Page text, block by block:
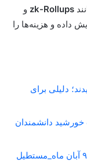
zk-Rollups و
داده و هزینه‌ها را
دلیلی برای
دانشمندان
آخرین قیمت ماشین در بازار آزاد جمعه ۹ آبان ماه_مستطیل